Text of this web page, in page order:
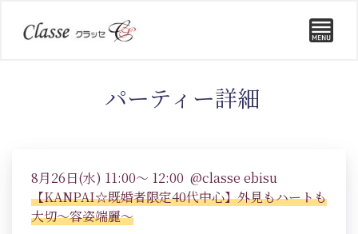
パーティー詳細
8月26日(水) 11:00～ 12:00 @classe ebisu
【KANPAI☆既婚者限定40代中心】外見もハートも
大切～容姿端麗～